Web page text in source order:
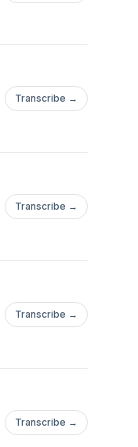
Transcribe →
Transcribe →
Transcribe →
Transcribe →